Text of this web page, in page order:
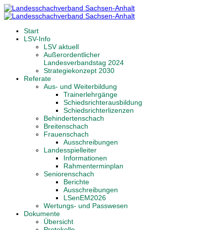
Start
LSV-Info
LSV aktuell
Außerordentlicher
Landesverbandstag 2024
Strategiekonzept 2030
Referate
Aus- und Weiterbildung
Trainerlehrgänge
Schiedsrichterausbildung
Schiedsrichterlizenzen
Behindertenschach
Breitenschach
Frauenschach
Ausschreibungen
Landesspielleiter
Informationen
Rahmenterminplan
Seniorenschach
Berichte
Ausschreibungen
LSenEM2026
Wertungs- und Passwesen
Dokumente
Übersicht